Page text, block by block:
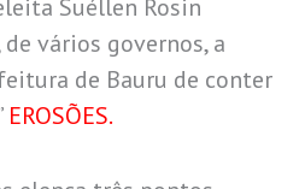
Suéllen Rosin
vários governos, a
de Bauru de conter
EROSÕES.